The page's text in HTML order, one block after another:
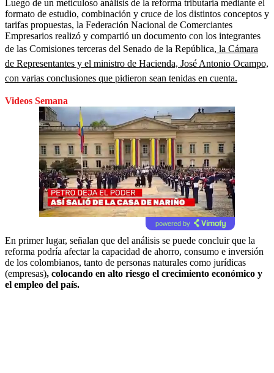
Luego de un meticuloso análisis de la reforma tributaria mediante el
formato de estudio, combinación y cruce de los distintos conceptos y
tarifas propuestas, la Federación Nacional de Comerciantes
Empresarios realizó y compartió un documento con los integrantes
de las Comisiones terceras del Senado de la República, la Cámara
de Representantes y el ministro de Hacienda, José Antonio Ocampo,
con varias conclusiones que pidieron sean tenidas en cuenta.
Videos Semana
powered by
En primer lugar, señalan que del análisis se puede concluir que la
reforma podría afectar la capacidad de ahorro, consumo e inversión
de los colombianos, tanto de personas naturales como jurídicas
(empresas), colocando en alto riesgo el crecimiento económico y
el empleo del país.